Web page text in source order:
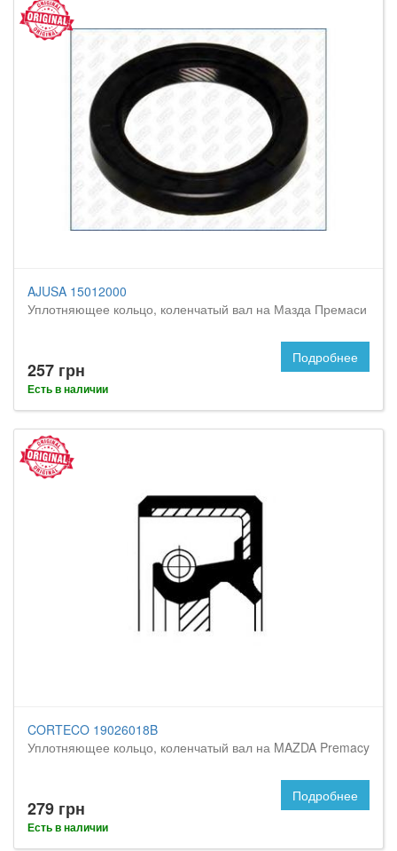
AJUSA 15012000
Уплотняющее кольцо, коленчатый вал на Мазда Премаси
257 грн
Есть в наличии
Подробнее
CORTECO 19026018B
Уплотняющее кольцо, коленчатый вал на MAZDA Premacy
279 грн
Есть в наличии
Подробнее